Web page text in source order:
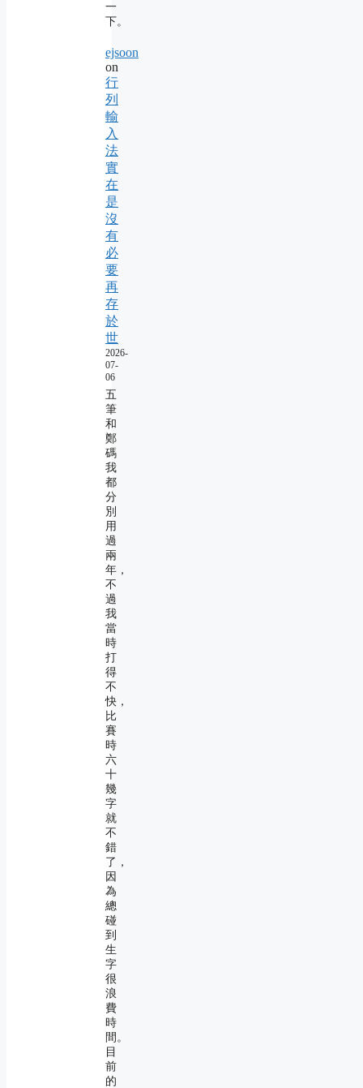
一
下。
ejsoon
on
行
列
輸
入
法
實
在
是
沒
有
必
要
再
存
於
世
2026-
07-
06
五
筆
和
鄭
碼
我
都
分
別
用
過
兩
年，
不
過
我
當
時
打
得
不
快，
比
賽
時
六
十
幾
字
就
不
錯
了，
因
為
總
碰
到
生
字
很
浪
費
時
間。
目
前
的